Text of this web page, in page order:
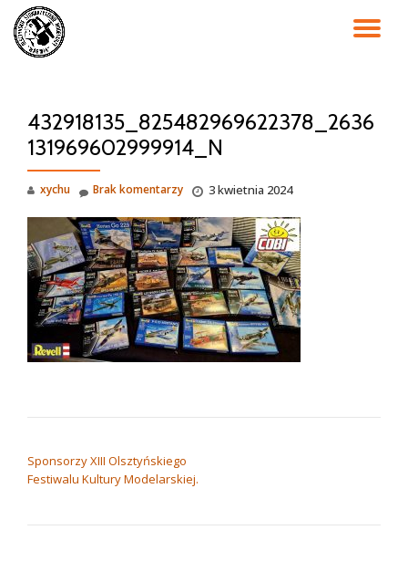
Przejdź
432918135_825482969622378_2636
131969602999914_N
xychu 3 kwietnia 2024
Brak komentarzy
Sponsorzy XIII Olsztyńskiego
Festiwalu Kultury Modelarskiej.